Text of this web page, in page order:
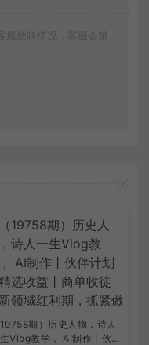
服放映情况，客服会第
19758期）历史人物，诗人
Vlog教学， AI制作丨伙